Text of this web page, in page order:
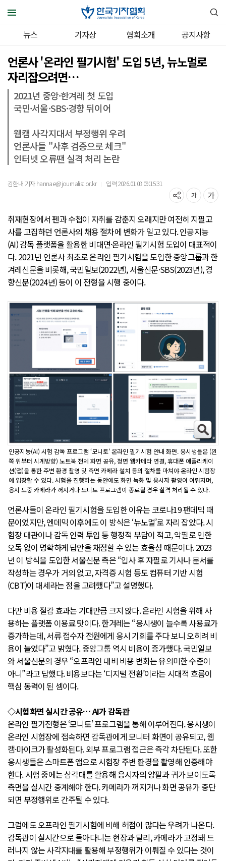
뉴스 기자상 협회소개 공지사항
언론사 '온라인 필기시험' 도입 5년, 뉴노멀로
자리잡으려면…
2021년 중앙·한겨레 첫 도입
국민·서울·SBS·경향 뒤이어
웹캠 사각지대서 부정행위 우려
언론사들 "사후 검증으로 체크"
인터넷 오류땐 실격 처리 논란
김한내 기자 hannae@journalist.or.kr ｜ 입력 2026.01.08 09:15:31
취재현장에서 펜과 수첩이 자취를 감춘지 오래지만 여전히 지필고
사를 고집하던 언론사의 채용 절차에 변화가 일고 있다. 인공지능
(AI) 감독 플랫폼을 활용한 비대면·온라인 필기시험 도입이 대표적이
다. 2021년 언론사 최초로 온라인 필기시험을 도입한 중앙그룹과 한
겨레신문을 비롯해, 국민일보(2022년), 서울신문·SBS(2023년), 경
향신문(2024년) 등이 이 전형을 시행 중이다.
인공지능(AI) 시험 감독 프로그램 ‘모니토’ 온라인 필기시험 안내 화면. 응시생들은 (왼
쪽 위부터 시계방향) 노트북 전체 화면 공유, 정면 웹카메라 연결, 휴대폰 애플리케이
션(앱)을 통한 주변 환경 촬영 및 측면 카메라 설치 등의 절차를 마쳐야 온라인 시험장
에 입장할 수 있다. 시험을 진행하는 동안에도 화면 녹화 및 응시자 촬영이 이뤄지며,
응시 도중 카메라가 꺼지거나 모니토 프로그램이 종료될 경우 실격 처리될 수 있다.
언론사들이 온라인 필기시험을 도입한 이유는 코로나19 팬데믹 때
문이었지만, 엔데믹 이후에도 이 방식은 ‘뉴노멀’로 자리 잡았다. 시
험장 대관이나 감독 인력 투입 등 행정적 부담이 적고, 악필로 인한
오독 없이 명확하게 답안을 채점할 수 있는 효율성 때문이다. 2023
년 이 방식을 도입한 서울신문 측은 “입사 후 자필로 기사나 문서를
작성하는 경우가 거의 없고, 자격증 시험 등도 컴퓨터 기반 시험
(CBT)이 대세라는 점을 고려했다”고 설명했다.
다만 비용 절감 효과는 기대만큼 크지 않다. 온라인 시험을 위해 사
용하는 플랫폼 이용료 탓이다. 한겨레는 “응시생이 늘수록 사용료가
증가하는데, 서류 접수자 전원에게 응시 기회를 주다 보니 오히려 비
용이 늘었다”고 밝혔다. 중앙그룹 역시 비용이 증가했다. 국민일보
와 서울신문의 경우 “오프라인 대비 비용 변화는 유의미한 수준이
아니”라고 답했다. 비용보다는 ‘디지털 전환’이라는 시대적 흐름이
핵심 동력이 된 셈이다.
◇시험화면 실시간 공유… AI가 감독관
온라인 필기전형은 ‘모니토’ 프로그램을 통해 이루어진다. 응시생이
온라인 시험장에 접속하면 감독관에게 모니터 화면이 공유되고, 웹
캠·마이크가 활성화된다. 외부 프로그램 접근은 즉각 차단된다. 또한
응시생들은 스마트폰 앱으로 시험장 주변 환경을 촬영해 인증해야
한다. 시험 중에는 삼각대를 활용해 응시자의 양팔과 귀가 보이도록
측면을 실시간 중계해야 한다. 카메라가 꺼지거나 화면 공유가 중단
되면 부정행위로 간주될 수 있다.
그럼에도 오프라인 필기시험에 비해 허점이 많다는 우려가 나온다.
감독관이 실시간으로 돌아다니는 현장과 달리, 카메라가 고정돼 드
러나지 않는 사각지대를 활용해 부정행위가 이뤄질 수 있다는 것이